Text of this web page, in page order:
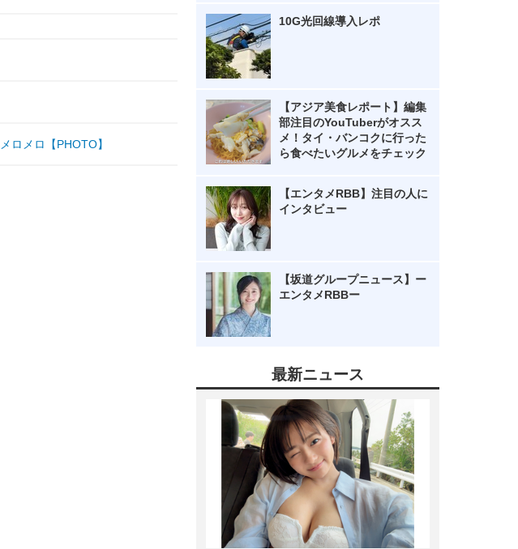
ロメロ【PHOTO】
10G光回線導入レポ
【アジア美食レポート】編集
部注目のYouTuberがオスス
メ！タイ・バンコクに行った
ら食べたいグルメをチェック
【エンタメRBB】注目の人に
インタビュー
【坂道グループニュース】ー
エンタメRBBー
最新ニュース